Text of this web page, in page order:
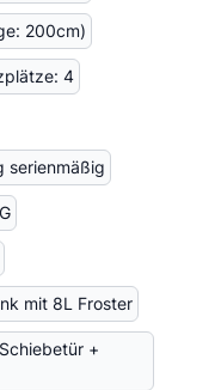
200cm)
4
serienmäßig
mit 8L Froster
+